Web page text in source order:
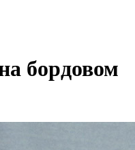
бордовом